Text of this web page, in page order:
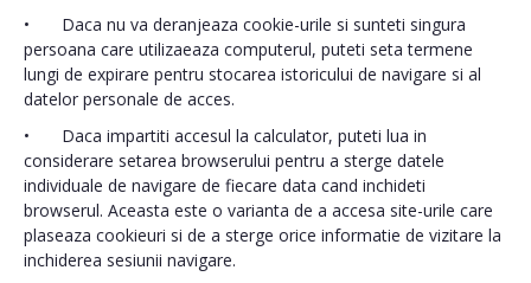
•
Daca nu va deranjeaza cookie-urile si sunteti singura
persoana care utilizaeaza computerul, puteti seta termene
lungi de expirare pentru stocarea istoricului de navigare si al
datelor personale de acces.
•
Daca impartiti accesul la calculator, puteti lua in
considerare setarea browserului pentru a sterge datele
individuale de navigare de fiecare data cand inchideti
browserul. Aceasta este o varianta de a accesa site-urile care
plaseaza cookieuri si de a sterge orice informatie de vizitare la
inchiderea sesiunii navigare.